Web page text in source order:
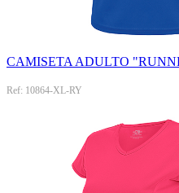
CAMISETA ADULTO
Ref: 10864-XL-RY